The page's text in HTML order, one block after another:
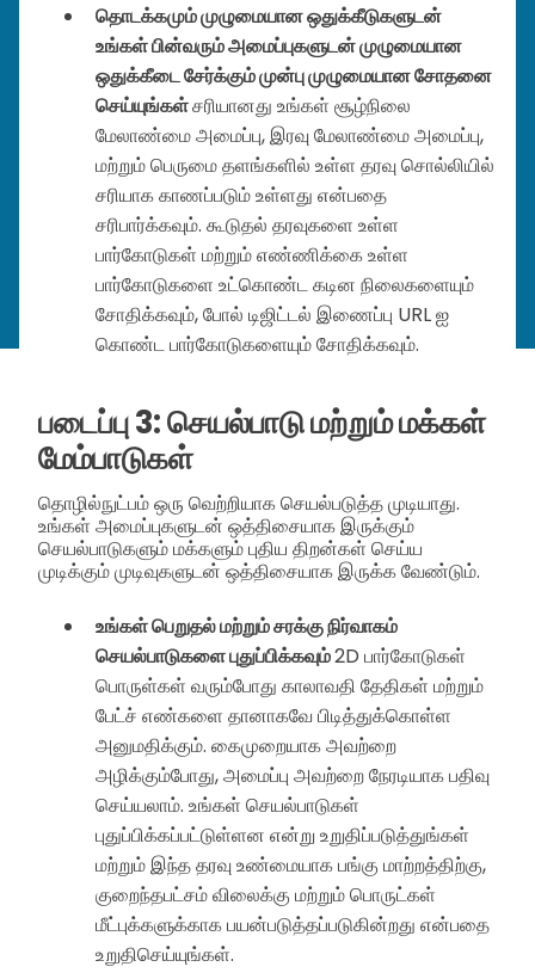
தொடக்கமும் முழுமையான ஒதுக்கீடுகளுடன்
உங்கள் பின்வரும் அமைப்புகளுடன் முழுமையான
ஒதுக்கீடை சேர்க்கும் முன்பு முழுமையான சோதனை
செய்யுங்கள்சரியானது உங்கள் சூழ்நிலை
மேலாண்மை அமைப்பு, இரவு மேலாண்மை அமைப்பு,
மற்றும் பெருமை தளங்களில் உள்ள தரவு சொல்லியில்
சரியாக காணப்படும் உள்ளது என்பதை
சரிபார்க்கவும். கூடுதல் தரவுகளை உள்ள
பார்கோடுகள் மற்றும் எண்ணிக்கை உள்ள
பார்கோடுகளை உட்கொண்ட கடின நிலைகளையும்
சோதிக்கவும், போல் டிஜிட்டல் இணைப்பு URL ஐ
கொண்ட பார்கோடுகளையும் சோதிக்கவும்.
படைப்பு 3: செயல்பாடு மற்றும் மக்கள்
மேம்பாடுகள்
தொழில்நுட்பம் ஒரு வெற்றியாக செயல்படுத்த முடியாது.
உங்கள் அமைப்புகளுடன் ஒத்திசையாக இருக்கும்
செயல்பாடுகளும் மக்களும் புதிய திறன்கள் செய்ய
முடிக்கும் முடிவுகளுடன் ஒத்திசையாக இருக்க வேண்டும்.
உங்கள் பெறுதல் மற்றும் சரக்கு நிர்வாகம்
செயல்பாடுகளை புதுப்பிக்கவும்2D பார்கோடுகள்
பொருள்கள் வரும்போது காலாவதி தேதிகள் மற்றும்
பேட்ச் எண்களை தானாகவே பிடித்துக்கொள்ள
அனுமதிக்கும். கைமுறையாக அவற்றை
அழிக்கும்போது, அமைப்பு அவற்றை நேரடியாக பதிவு
செய்யலாம். உங்கள் செயல்பாடுகள்
புதுப்பிக்கப்பட்டுள்ளன என்று உறுதிப்படுத்துங்கள்
மற்றும் இந்த தரவு உண்மையாக பங்கு மாற்றத்திற்கு,
குறைந்தபட்சம் விலைக்கு மற்றும் பொருட்கள்
மீட்புக்களுக்காக பயன்படுத்தப்படுகின்றது என்பதை
உறுதிசெய்யுங்கள்.